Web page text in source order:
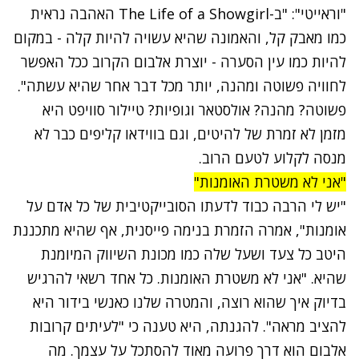
"וראייטי": "ב-The Life of a Showgirl האהבה נראית
כמו מאבק קל, והאמונה שהיא עשויה להיות קלה - במקום
להיות כמו עין הסערה - יוצרת אלבום הקרוב ככל האפשר
לחוויה פשוטה ומהנה, יותר מכל דבר אחר שהיא עשתה".
פשוטה? מהנה? אולסטאר וגופיות? טיילור סוויפט היא
מזמן לא זמרת של להיטים, וגם בווידאו קליפים כבר לא
מנסה לקלוע לטעם הרוב.
"אני לא משטרת האומנות"
"יש לי הרבה כבוד לדעתו הסובייקטיבית של כל אדם על
אומנות", אמרה הזמרת בנימה פייסנית, אף שהיא מתכננת
היטב כל צעד ושעל שלה כמו מכונת השיווק המיומנת
שהיא. "אני לא משטרת האומנות. כל אחד רשאי להרגיש
בדיוק איך שהוא רוצה, והמטרה שלנו כאנשי בידור היא
להציב מראה". להגנתה, היא טענה כי "לעיתים קרובות
אלבום הוא דרך פרועה מאוד להסתכל על עצמך. מה